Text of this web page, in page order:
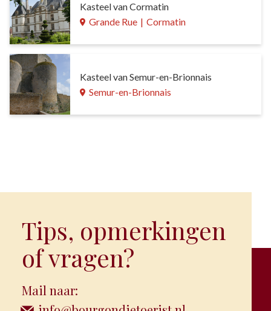
Kasteel van Cormatin
Grande Rue | Cormatin
Kasteel van Semur-en-Brionnais
Semur-en-Brionnais
Tips, opmerkingen
of vragen?
Mail naar: